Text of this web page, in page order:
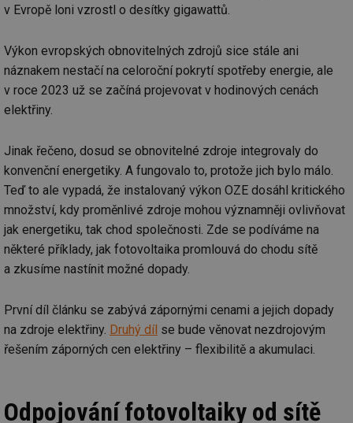
v Evropě loni vzrostl o desítky gigawattů.
Výkon evropských obnovitelných zdrojů sice stále ani
náznakem nestačí na celoroční pokrytí spotřeby energie, ale
v roce 2023 už se začíná projevovat v hodinových cenách
elektřiny.
Jinak řečeno, dosud se obnovitelné zdroje integrovaly do
konvenční energetiky. A fungovalo to, protože jich bylo málo.
Teď to ale vypadá, že instalovaný výkon OZE dosáhl kritického
množství, kdy proměnlivé zdroje mohou významněji ovlivňovat
jak energetiku, tak chod společnosti. Zde se podíváme na
některé příklady, jak fotovoltaika promlouvá do chodu sítě
a zkusíme nastínit možné dopady.
První díl článku se zabývá zápornými cenami a jejich dopady
na zdroje elektřiny. Druhý díl se bude věnovat nezdrojovým
řešením záporných cen elektřiny – flexibilitě a akumulaci.
Odpojování fotovoltaiky od sítě